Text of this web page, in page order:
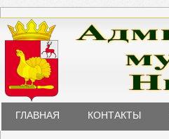
ГЛАВНАЯ КОНТАКТЫ